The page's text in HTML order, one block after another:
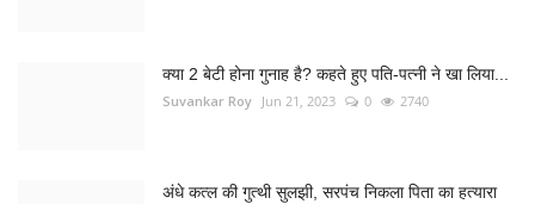
क्या 2 बेटी होना गुनाह है? कहते हुए पति-पत्नी ने खा लिया...
Suvankar Roy Jun 21, 2023 0 2740
अंधे कत्ल की गुत्थी सुलझी, सरपंच निकला पिता का हत्यारा